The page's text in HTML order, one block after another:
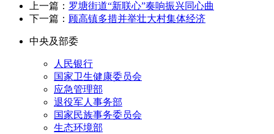
上一篇： 罗塘街道“新联心”奏响振兴同心曲
下一篇： 顾高镇多措并举壮大村集体经济
中央及部委
人民银行
国家卫生健康委员会
应急管理部
退役军人事务部
国家民族事务委员会
生态环境部